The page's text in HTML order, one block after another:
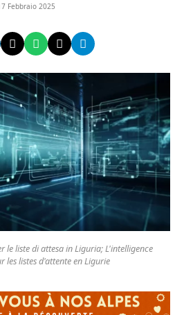
Febbraio 2025
le liste di attesa in Liguria; L'intelligence
les listes d'attente en Ligurie